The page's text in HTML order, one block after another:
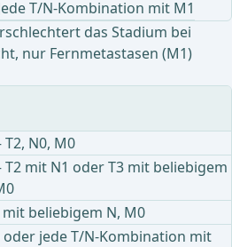
T/N-Kombination mit M1
das Stadium bei
nur Fernmetastasen (M1)
T2, N0, M0
T2 mit N1 oder T3 mit beliebigem
mit beliebigem N, M0
oder jede T/N-Kombination mit